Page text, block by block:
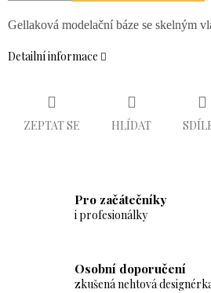
Gellaková modelační báze se skelným
Detailní informace
ZEPTAT SE HLÍDAT
Pro začátečníky
i profesionálky
Osobní doporučení
zkušená nehtová